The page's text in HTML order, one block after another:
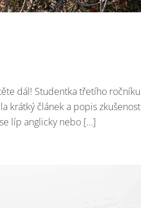
dál! Studentka třetího ročníku
krátký článek a popis
líp anglicky nebo […]